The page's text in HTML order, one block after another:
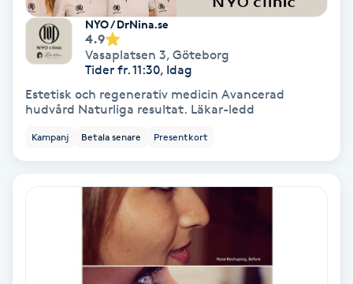
Fotvård
Fransförlängning
Fransförlängning Megavolym
NYO / DrNina.se
4.9
Vasaplatsen 3, Göteborg
Tider fr. 11:30, Idag
Estetisk och regenerativ medicin Avancerad
hudvård Naturliga resultat. Läkar-ledd
Kampanj Betala senare Presentkort